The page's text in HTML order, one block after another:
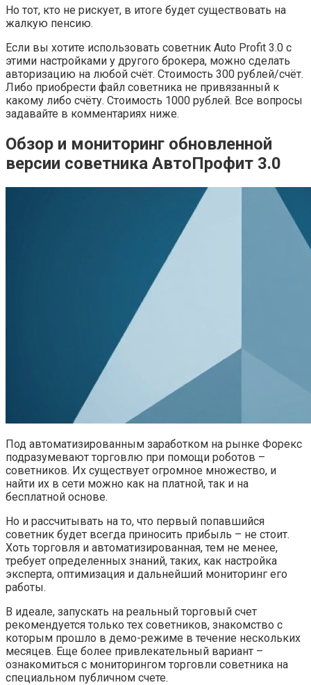
Но тот, кто не рискует, в итоге будет существовать на
жалкую пенсию.
Если вы хотите использовать советник Auto Profit 3.0 с
этими настройками у другого брокера, можно сделать
авторизацию на любой счёт. Стоимость 300 рублей/счёт.
Либо приобрести файл советника не привязанный к
какому либо счёту. Стоимость 1000 рублей. Все вопросы
задавайте в комментариях ниже.
Обзор и мониторинг обновленной
версии советника АвтоПрофит 3.0
Под автоматизированным заработком на рынке Форекс
подразумевают торговлю при помощи роботов –
советников. Их существует огромное множество, и
найти их в сети можно как на платной, так и на
бесплатной основе.
Но и рассчитывать на то, что первый попавшийся
советник будет всегда приносить прибыль – не стоит.
Хоть торговля и автоматизированная, тем не менее,
требует определенных знаний, таких, как настройка
эксперта, оптимизация и дальнейший мониторинг его
работы.
В идеале, запускать на реальный торговый счет
рекомендуется только тех советников, знакомство с
которым прошло в демо-режиме в течение нескольких
месяцев. Еще более привлекательный вариант –
ознакомиться с мониторингом торговли советника на
специальном публичном счете.